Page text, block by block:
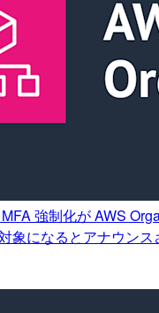
強制化が AWS
象になるとアナウンス